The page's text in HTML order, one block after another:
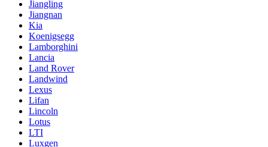
Jiangling
Jiangnan
Kia
Koenigsegg
Lamborghini
Lancia
Land Rover
Landwind
Lexus
Lifan
Lincoln
Lotus
LTI
Luxgen